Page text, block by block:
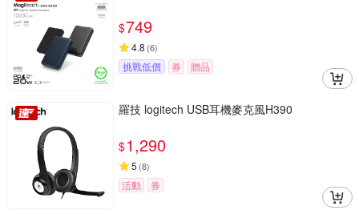
$749
4.8 (6)
挑戰低價 券 贈品
羅技 logitech USB耳機麥克風H390
$1,290
5 (8)
活動 券